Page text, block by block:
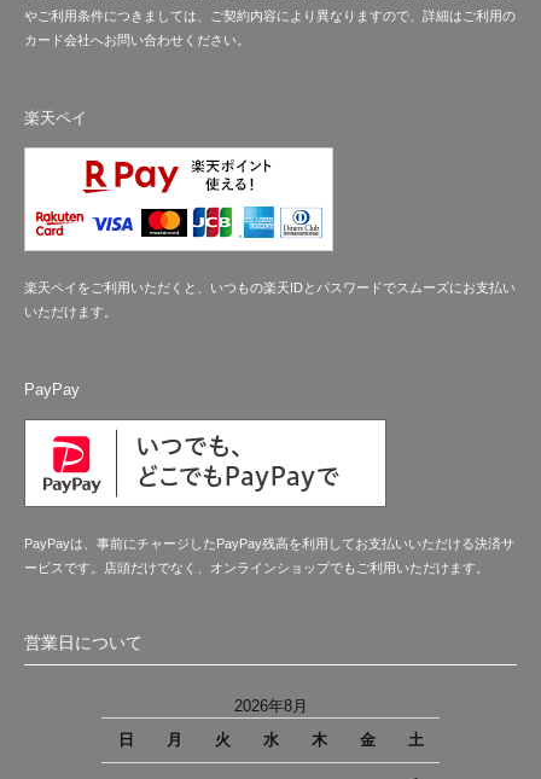
やご利用条件につきましては、ご契約内容により異なりますので、詳細はご利用の
カード会社へお問い合わせください。
楽天ペイ
楽天ペイをご利用いただくと、いつもの楽天IDとパスワードでスムーズにお支払い
いただけます。
PayPay
PayPayは、事前にチャージしたPayPay残高を利用してお支払いいただける決済サ
ービスです。店頭だけでなく、オンラインショップでもご利用いただけます。
営業日について
2026年8月
日
月 火 水 木 金 土